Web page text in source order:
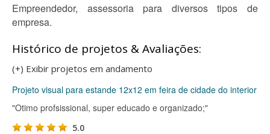
Empreendedor, assessoria para diversos tipos de
empresa.
Histórico de projetos & Avaliações:
(+) Exibir projetos em andamento
Projeto visual para estande 12x12 em feira de cidade do interior
"Otimo profsissional, super educado e organizado;"
5.0